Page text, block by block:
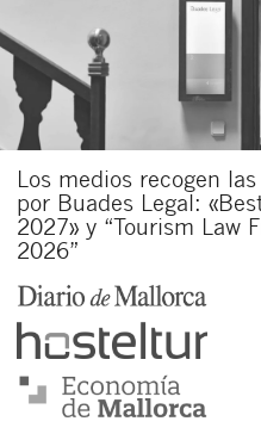
Los medios recogen
por Buades Legal:
2027» y “Tourism Law
2026”